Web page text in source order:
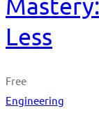
Less
Free
Engineering